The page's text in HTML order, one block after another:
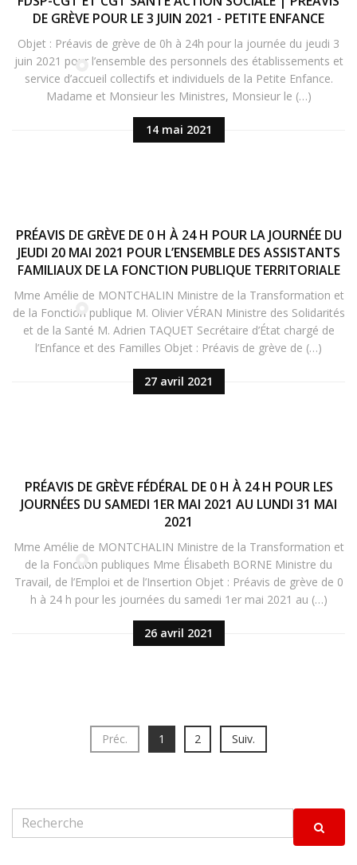
14 mai 2021
DE GRÈVE POUR LE 3 JUIN 2021 - PETITE ENFANCE
Objet : Préavis de grève de 0h à 24h pour la journée du jeudi 3
juin 2021 pour l’ensemble des personnels des établissements et
service d’accueil collectifs et individuels de la Petite Enfance.
Madame et Monsieur les Ministres, Monsieur le (…)
27 avril 2021
PRÉAVIS DE GRÈVE DE 0 H À 24 H POUR LA JOURNÉE DU
JEUDI 20 MAI 2021 POUR L’ENSEMBLE DES ASSISTANTS
FAMILIAUX DE LA FONCTION PUBLIQUE TERRITORIALE
Mme Amélie de MONTCHALIN Ministre de la Transformation et
de la Fonction publique M. Olivier VÉRAN Ministre des Solidarités
et de la Santé M. Adrien TAQUET Secrétaire d’État chargé de
l’Enfance et des Familles Objet : Préavis de grève de (…)
26 avril 2021
PRÉAVIS DE GRÈVE FÉDÉRAL DE 0 H À 24 H POUR LES
JOURNÉES DU SAMEDI 1ER MAI 2021 AU LUNDI 31 MAI
2021
Mme Amélie de MONTCHALIN Ministre de la Transformation et
de la Fonction publiques Mme Élisabeth BORNE Ministre du
Travail, de l’Emploi et de l’Insertion Objet : Préavis de grève de 0
h à 24 h pour les journées du samedi 1er mai 2021 au (…)
Préc. 1 2 Suiv.